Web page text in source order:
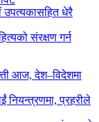
उपत्यकासहित धेरै
संरक्षण गर्न
आज, देश–विदेशमा
नियन्त्रणमा, प्रहरीले